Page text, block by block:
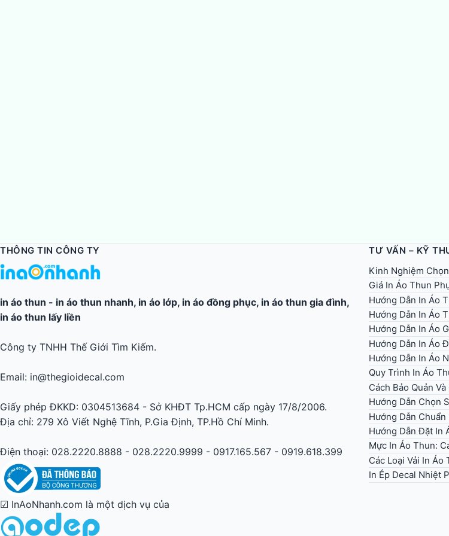
THÔNG TIN CÔNG TY
in áo thun - in áo thun nhanh, in áo lớp, in áo đồng phục, in áo thun gia đình,
in áo thun lấy liền
Công ty TNHH Thế Giới Tìm Kiếm.
Email: in@thegioidecal.com
Giấy phép ĐKKD: 0304513684 - Sở KHĐT Tp.HCM cấp ngày 17/8/2006.
Địa chỉ: 279 Xô Viết Nghệ Tĩnh, P.Gia Định, TP.Hồ Chí Minh.
Điện thoại: 028.2220.8888 - 028.2220.9999 - 0917.165.567 - 0919.618.399
☑ InAoNhanh.com là một dịch vụ của
TƯ VẤN – KỸ
Kinh Nghiệm
Giá In Áo Thun
Hướng Dẫn In Áo
Hướng Dẫn In Áo
Hướng Dẫn In Áo
Hướng Dẫn In Áo
Hướng Dẫn In Áo
Quy Trình In Áo
Cách Bảo Quản
Hướng Dẫn Chọn
Hướng Dẫn
Hướng Dẫn Đặt In
Mực In Áo Thun:
Các Loại Vải In Áo
In Ép Decal Nhiệt